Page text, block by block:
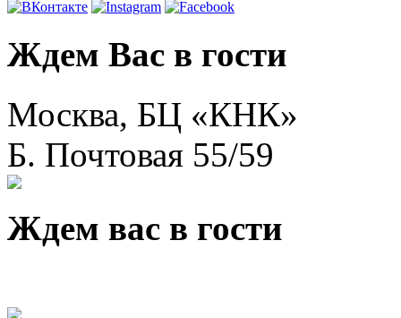
Ждем Вас в гости
Москва, БЦ «КНК»
Б. Почтовая 55/59
Ждем вас в гости